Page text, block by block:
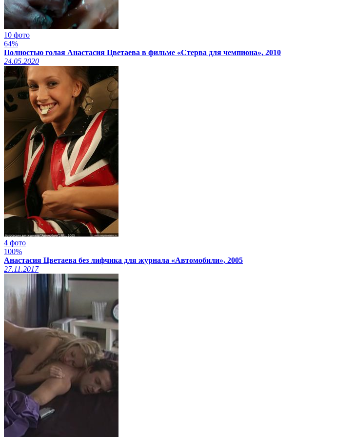
10 фото
64%
Полностью голая Анастасия Цветаева в фильме «Стерва для чемпиона», 2010
24.05.2020
4 фото
100%
Анастасия Цветаева без лифчика для журнала «Автомобили», 2005
27.11.2017